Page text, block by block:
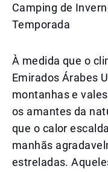
Camping de
Temporada
À medida que o
Emirados Árabes
montanhas e
os amantes da
que o calor
manhãs
estreladas.